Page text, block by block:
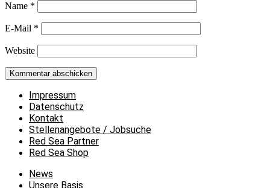
Name *
E-Mail *
Website
Impressum
Datenschutz
Kontakt
Stellenangebote / Jobsuche
Red Sea Partner
Red Sea Shop
News
Unsere Basis